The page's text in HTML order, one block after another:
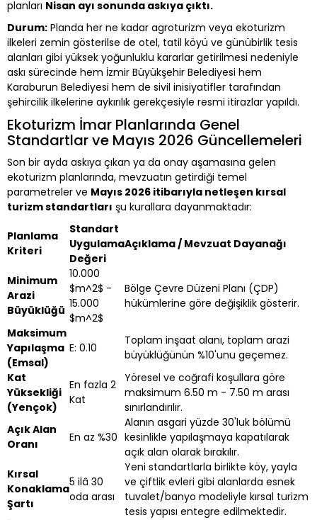
planları Nisan ayı sonunda askıya çıktı.
Durum: Planda her ne kadar agroturizm veya ekoturizm
ilkeleri zemin gösterilse de otel, tatil köyü ve günübirlik tesis
alanları gibi yüksek yoğunluklu kararlar getirilmesi nedeniyle
askı sürecinde hem İzmir Büyükşehir Belediyesi hem
Karaburun Belediyesi hem de sivil inisiyatifler tarafından
şehircilik ilkelerine aykırılık gerekçesiyle resmi itirazlar yapıldı.
Ekoturizm İmar Planlarında Genel
Standartlar ve Mayıs 2026 Güncellemeleri
Son bir ayda askıya çıkan ya da onay aşamasına gelen
ekoturizm planlarında, mevzuatın getirdiği temel
parametreler ve Mayıs 2026 itibarıyla netleşen kırsal
turizm standartları şu kurallara dayanmaktadır:
Planlama
Kriteri
Standart
Uygulama
Değeri
Açıklama / Mevzuat Dayanağı
Minimum
Arazi
Büyüklüğü
10.000
$m^2$ -
15.000
$m^2$
Bölge Çevre Düzeni Planı (ÇDP)
hükümlerine göre değişiklik gösterir.
Maksimum
Yapılaşma
(Emsal)
E: 0.10
Toplam inşaat alanı, toplam arazi
büyüklüğünün %10'unu geçemez.
Kat
Yüksekliği
(Yençok)
En fazla 2
Kat
Yöresel ve coğrafi koşullara göre
maksimum 6.50 m - 7.50 m arası
sınırlandırılır.
Açık Alan
Oranı
En az %30
Alanın asgari yüzde 30'luk bölümü
kesinlikle yapılaşmaya kapatılarak
açık alan olarak bırakılır.
Kırsal
Konaklama
Şartı
5 ilâ 30
oda arası
Yeni standartlarla birlikte köy, yayla
ve çiftlik evleri gibi alanlarda esnek
tuvalet/banyo modeliyle kırsal turizm
tesis yapısı entegre edilmektedir.